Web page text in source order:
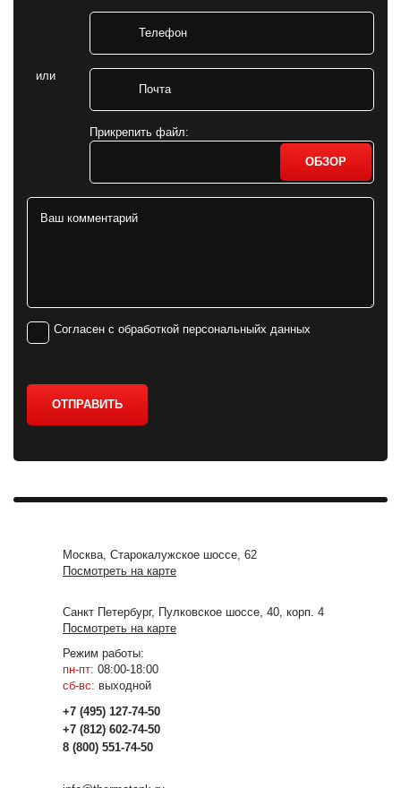
или
Прикрепить файл:
ОБЗОР
Согласен с обработкой персональныйх данных
ОТПРАВИТЬ
Москва, Старокалужское шоссе, 62
Посмотреть на карте
Санкт Петербург, Пулковское шоссе, 40, корп. 4
Посмотреть на карте
Режим работы:
пн-пт: 08:00-18:00
сб-вс: выходной
+7 (495) 127-74-50
+7 (812) 602-74-50
8 (800) 551-74-50